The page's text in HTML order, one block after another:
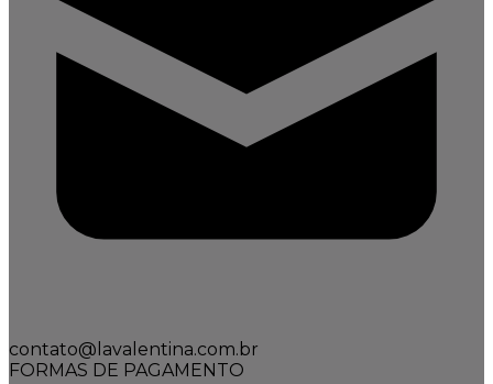
contato@lavalentina.com.br
FORMAS DE PAGAMENTO